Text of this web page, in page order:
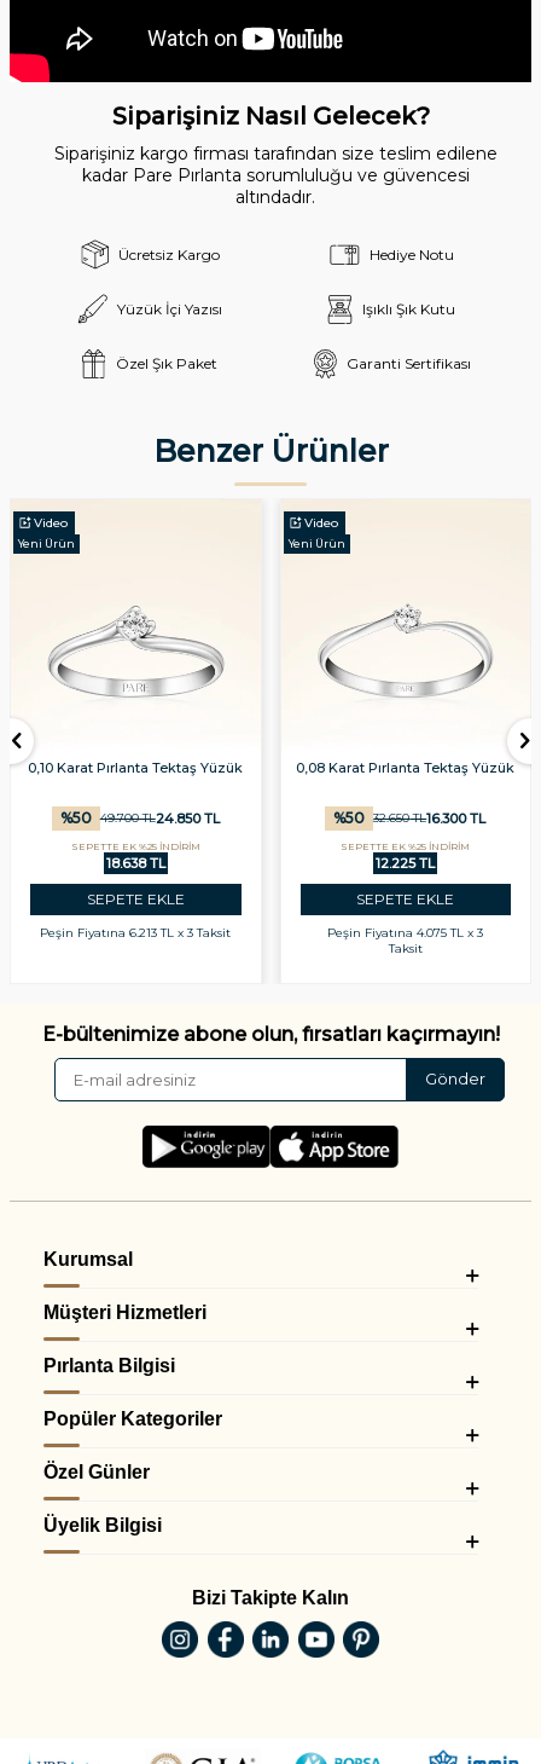
Siparişiniz Nasıl Gelecek?
Siparişiniz kargo firması tarafından size teslim edilene
kadar Pare Pırlanta sorumluluğu ve güvencesi
altındadır.
Ücretsiz Kargo Hediye Notu
Yüzük İçi Yazısı Işıklı Şık Kutu
Özel Şık Paket Garanti Sertifikası
Benzer Ürünler
Video
Yeni Ürün
0,10 Karat Pırlanta Tektaş Yüzük
%50 49.700TL24.850TL
SEPETTE EK %25 İNDİRİM
18.638 TL
SEPETE EKLE
Peşin Fiyatına6.213 TL x 3 Taksit
Video
Yeni Ürün
0,08 Karat Pırlanta Tektaş Yüzük
%50 32.650TL16.300TL
SEPETTE EK %25 İNDİRİM
12.225 TL
SEPETE EKLE
Peşin Fiyatına4.075 TL x 3
Taksit
E-bültenimize abone olun, fırsatları kaçırmayın!
Gönder
Kurumsal
Müşteri Hizmetleri
Pırlanta Bilgisi
Popüler Kategoriler
Özel Günler
Üyelik Bilgisi
Bizi Takipte Kalın